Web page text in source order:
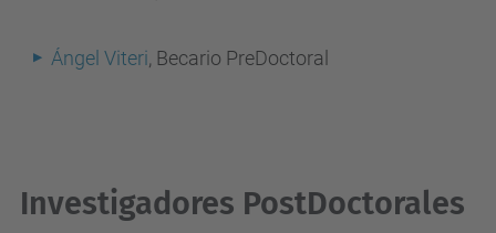
Ángel Viteri, Becario PreDoctoral
Investigadores PostDoctorales